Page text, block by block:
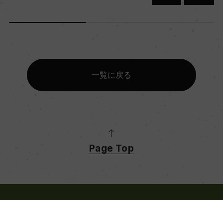
一覧に戻る
Page Top